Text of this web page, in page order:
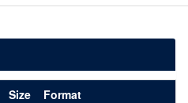
Size
Format